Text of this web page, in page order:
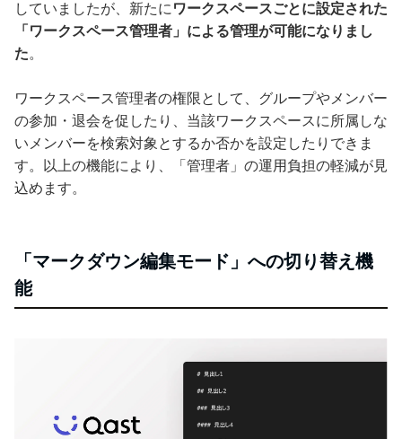
していましたが、新たに ワークスペースごとに設定された
「ワークスペース管理者」による管理が可能になりまし
た。
ワークスペース管理者の権限として、グループやメンバー
の参加・退会を促したり、当該ワークスペースに所属しな
いメンバーを検索対象とするか否かを設定したりできま
す。以上の機能により、「管理者」の運用負担の軽減が見
込めます。
「マークダウン編集モード」への切り替え機
能